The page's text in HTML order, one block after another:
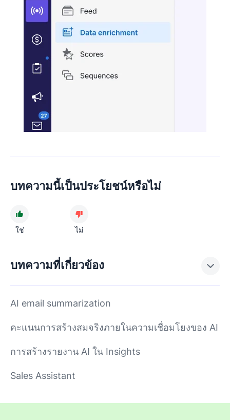
บทความนี้เป็นประโยชน์หรือไม่
ใช่ ไม่
บทความที่เกี่ยวข้อง
AI email summarization
คะแนนการสร้างสมจริงภายในความเชื่อมโยงของ AI
การสร้างรายงาน AI ใน Insights
Sales Assistant